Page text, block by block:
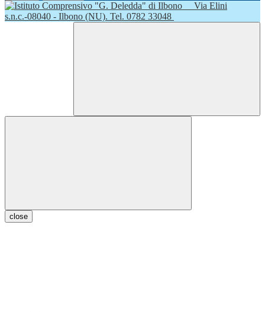
Via Elini
s.n.c.-08040 - Ilbono (NU). Tel. 0782 33048
close